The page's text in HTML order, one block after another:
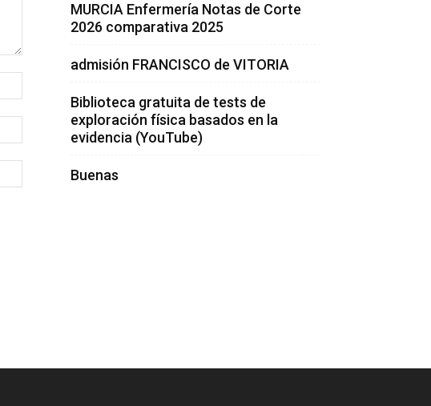
MURCIA Enfermería Notas de Corte
2026 comparativa 2025
admisión FRANCISCO de VITORIA
Biblioteca gratuita de tests de
exploración física basados en la
evidencia (YouTube)
Buenas